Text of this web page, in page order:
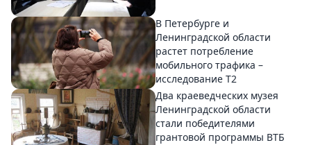
В Петербурге и
Ленинградской области
растет потребление
мобильного трафика –
исследование T2
Два краеведческих музея
Ленинградской области
стали победителями
грантовой программы ВТБ